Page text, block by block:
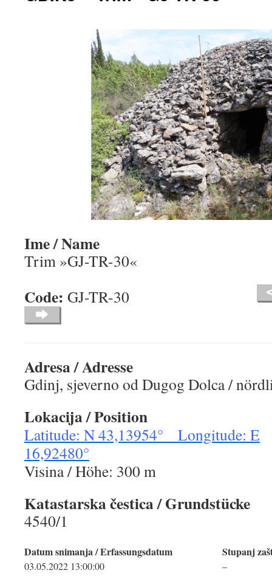
Ime / Name
Trim »GJ-TR-30«
Code: GJ-TR-30
Adresa / Adresse
Gdinj, sjeverno od Dugog Dolca /
Lokacija / Position
Latitude: N 43,13954° Longitude: E
16,92480°
Visina / Höhe: 300 m
Katastarska čestica / Grundstücke
4540/1
Datum snimanja / Erfassungsdatum
03.05.2022 13:00:00
Stupanj
–